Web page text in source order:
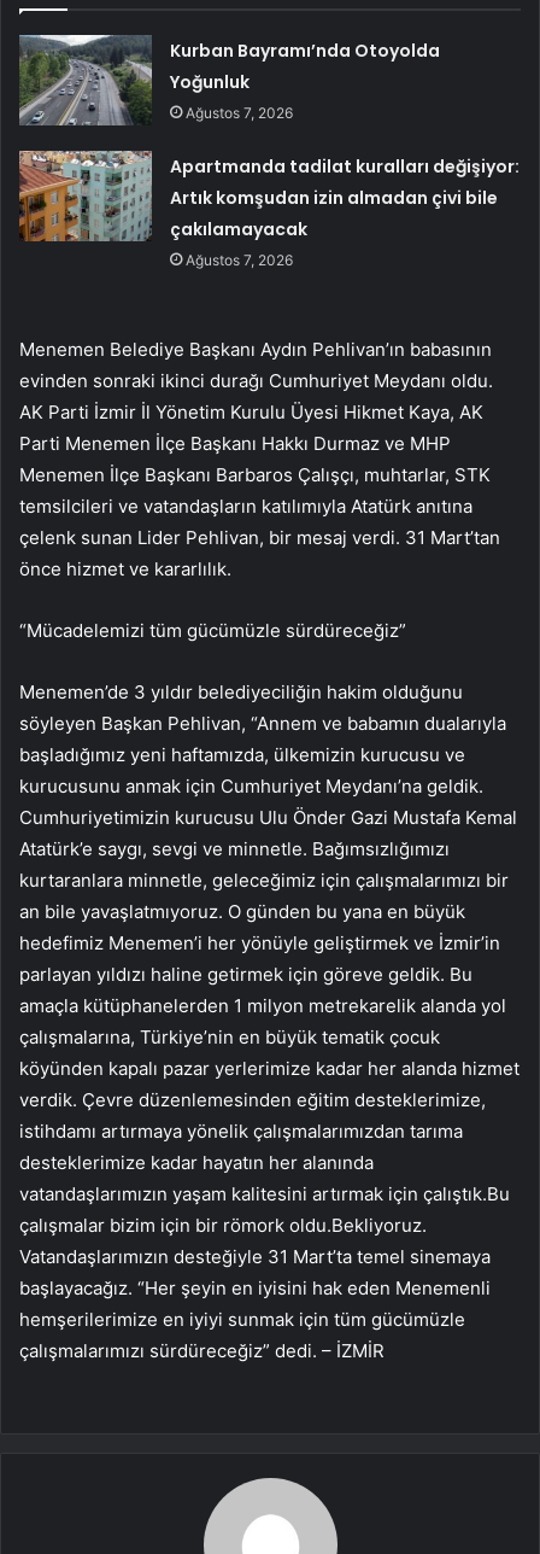
Kurban Bayramı’nda Otoyolda
Yoğunluk
Ağustos 7, 2026
Apartmanda tadilat kuralları değişiyor:
Artık komşudan izin almadan çivi bile
çakılamayacak
Ağustos 7, 2026
Menemen Belediye Başkanı Aydın Pehlivan’ın babasının
evinden sonraki ikinci durağı Cumhuriyet Meydanı oldu.
AK Parti İzmir İl Yönetim Kurulu Üyesi Hikmet Kaya, AK
Parti Menemen İlçe Başkanı Hakkı Durmaz ve MHP
Menemen İlçe Başkanı Barbaros Çalışçı, muhtarlar, STK
temsilcileri ve vatandaşların katılımıyla Atatürk anıtına
çelenk sunan Lider Pehlivan, bir mesaj verdi. 31 Mart’tan
önce hizmet ve kararlılık.
“Mücadelemizi tüm gücümüzle sürdüreceğiz”
Menemen’de 3 yıldır belediyeciliğin hakim olduğunu
söyleyen Başkan Pehlivan, “Annem ve babamın dualarıyla
başladığımız yeni haftamızda, ülkemizin kurucusu ve
kurucusunu anmak için Cumhuriyet Meydanı’na geldik.
Cumhuriyetimizin kurucusu Ulu Önder Gazi Mustafa Kemal
Atatürk’e saygı, sevgi ve minnetle. Bağımsızlığımızı
kurtaranlara minnetle, geleceğimiz için çalışmalarımızı bir
an bile yavaşlatmıyoruz. O günden bu yana en büyük
hedefimiz Menemen’i her yönüyle geliştirmek ve İzmir’in
parlayan yıldızı haline getirmek için göreve geldik. Bu
amaçla kütüphanelerden 1 milyon metrekarelik alanda yol
çalışmalarına, Türkiye’nin en büyük tematik çocuk
köyünden kapalı pazar yerlerimize kadar her alanda hizmet
verdik. Çevre düzenlemesinden eğitim desteklerimize,
istihdamı artırmaya yönelik çalışmalarımızdan tarıma
desteklerimize kadar hayatın her alanında
vatandaşlarımızın yaşam kalitesini artırmak için çalıştık.Bu
çalışmalar bizim için bir römork oldu.Bekliyoruz.
Vatandaşlarımızın desteğiyle 31 Mart’ta temel sinemaya
başlayacağız. “Her şeyin en iyisini hak eden Menemenli
hemşerilerimize en iyiyi sunmak için tüm gücümüzle
çalışmalarımızı sürdüreceğiz” dedi. – İZMİR